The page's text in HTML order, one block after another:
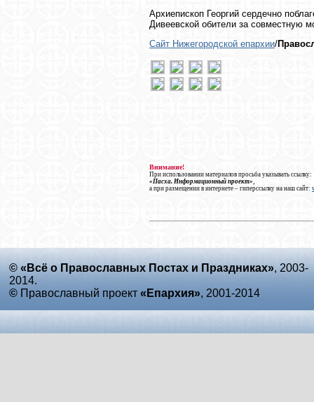
Архиепископ Георгий сердечно
Дивеевской обители за совместную
Сайт Нижегородской епархии/
Внимание!
При использовании материалов просьба указывать ссылку:
«Пасха. Информационный проект»
а при размещении в интернете – гиперссылку на наш сайт:
© «Всё о Православных Постах и Праздниках», 2003-
2014.
© Православный проект «Епархия», 2001-2014